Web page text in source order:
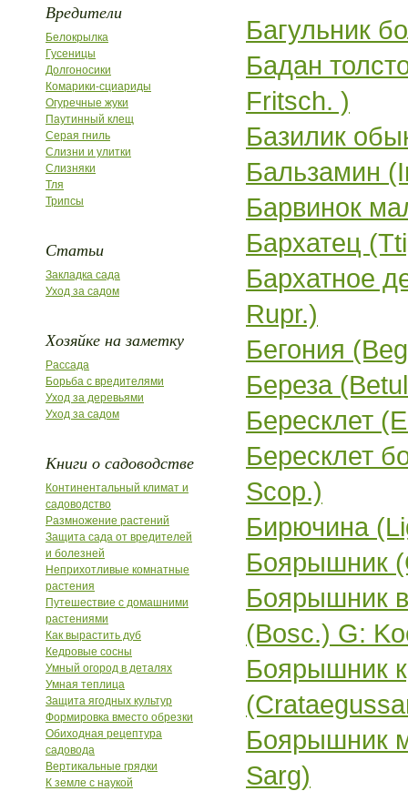
Вредители
Белокрылка
Гусеницы
Долгоносики
Комарики-сциариды
Огуречные жуки
Паутинный клещ
Серая гниль
Слизни и улитки
Слизняки
Тля
Трипсы
Статьи
Закладка сада
Уход за садом
Хозяйке на заметку
Рассада
Борьба с вредителями
Уход за деревьями
Уход за садом
Книги о садоводстве
Континентальный климат и
садоводство
Размножение растений
Защита сада от вредителей
и болезней
Неприхотливые комнатные
растения
Путешествие с домашними
растениями
Как вырастить дуб
Кедровые сосны
Умный огород в деталях
Умная теплица
Защита ягодных культур
Формировка вместо обрезки
Обиходная рецептура
садовода
Вертикальные грядки
К земле с наукой
Багульник
Бадан
Fritsch. )
Базилик
Бальзамин
Барвинок
Бархатец
Бархатное
Rupr.)
Бегония
Береза
Бересклет
Бересклет
Scop.)
Бирючина
Боярышник
Боярышник
(Bosc.) G:
Боярышник
Боярышник
Sarg)